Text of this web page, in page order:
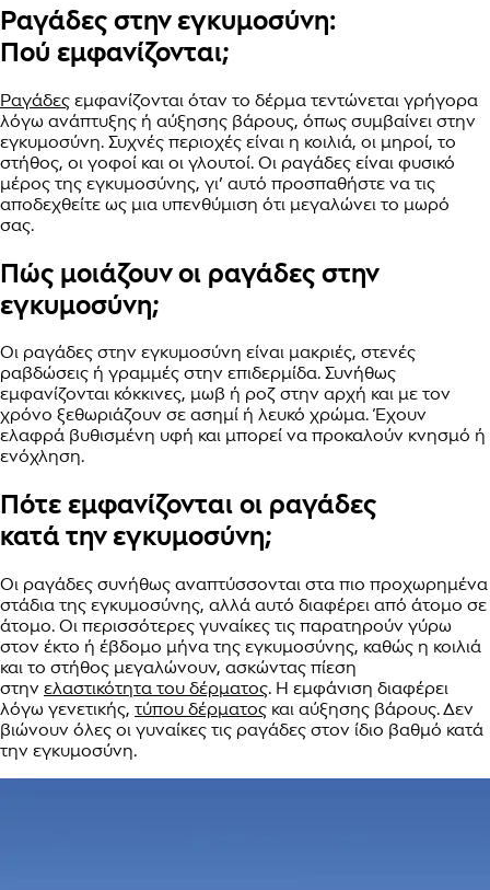
Ραγάδες στην εγκυμοσύνη:
Πού εμφανίζονται;
Ραγάδες εμφανίζονται όταν το δέρμα τεντώνεται γρήγορα
λόγω ανάπτυξης ή αύξησης βάρους, όπως συμβαίνει στην
εγκυμοσύνη. Συχνές περιοχές είναι η κοιλιά, οι μηροί, το
στήθος, οι γοφοί και οι γλουτοί. Οι ραγάδες είναι φυσικό
μέρος της εγκυμοσύνης, γι’ αυτό προσπαθήστε να τις
αποδεχθείτε ως μια υπενθύμιση ότι μεγαλώνει το μωρό
σας.
Πώς μοιάζουν οι ραγάδες στην
εγκυμοσύνη;
Οι ραγάδες στην εγκυμοσύνη είναι μακριές, στενές
ραβδώσεις ή γραμμές στην επιδερμίδα. Συνήθως
εμφανίζονται κόκκινες, μωβ ή ροζ στην αρχή και με τον
χρόνο ξεθωριάζουν σε ασημί ή λευκό χρώμα. Έχουν
ελαφρά βυθισμένη υφή και μπορεί να προκαλούν κνησμό ή
ενόχληση.
Πότε εμφανίζονται οι ραγάδες
κατά την εγκυμοσύνη;
Οι ραγάδες συνήθως αναπτύσσονται στα πιο προχωρημένα
στάδια της εγκυμοσύνης, αλλά αυτό διαφέρει από άτομο σε
άτομο. Οι περισσότερες γυναίκες τις παρατηρούν γύρω
στον έκτο ή έβδομο μήνα της εγκυμοσύνης, καθώς η κοιλιά
και το στήθος μεγαλώνουν, ασκώντας πίεση
στην ελαστικότητα του δέρματος. Η εμφάνιση διαφέρει
λόγω γενετικής, τύπου δέρματος και αύξησης βάρους. Δεν
βιώνουν όλες οι γυναίκες τις ραγάδες στον ίδιο βαθμό κατά
την εγκυμοσύνη.